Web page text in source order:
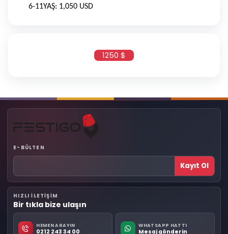
6-11YAŞ: 1,050 USD
1250 $
E-BÜLTEN
Kayıt Ol
HIZLI ILETIŞIM
Bir tıkla bize ulaşın
HEMEN ARAYIN
0212 243 34 00
WHATSAPP HATTI
Mesaj gönderin